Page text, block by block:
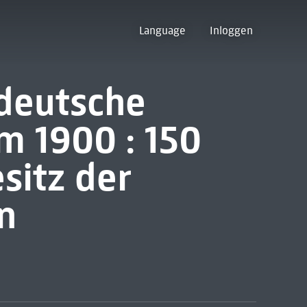
Language Inloggen
1900 : 150
der